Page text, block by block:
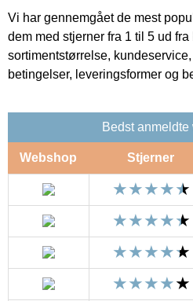
Vi har gennemgået de mest
dem med stjerner fra 1 til 5 ud
sortimentstørrelse,
betingelser, leveringsformer og
Bedst
Webshop Stjerner